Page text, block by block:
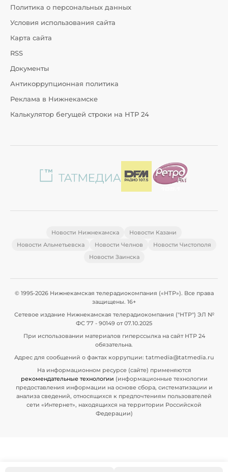
Политика о персональных данных
Условия использования сайта
Карта сайта
RSS
Документы
Антикоррупционная политика
Реклама в Нижнекамске
Калькулятор бегущей строки на НТР 24
Новости Нижнекамска
Новости Казани
Новости Альметьевска
Новости Челнов
Новости Чистополя
Новости Заинска
© 1995-2026 Нижнекамская телерадиокомпания («НТР»). Все права
защищены. 16+
Сетевое издание Нижнекамская телерадиокомпания ("НТР") ЭЛ №
ФС 77 - 90149 от 07.10.2025
При использовании материалов гиперссылка на сайт НТР 24
обязательна.
Адрес для сообщений о фактах коррупции: tatmedia@tatmedia.ru
На информационном ресурсе (сайте) применяются
рекомендательные технологии (информационные технологии
предоставления информации на основе сбора, систематизации и
анализа сведений, относящихся к предпочтениям пользователей
сети «Интернет», находящихся на территории Российской
Федерации)